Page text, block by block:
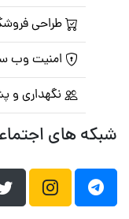
طراحی
امنیت وب
نگهداری و
شبکه های